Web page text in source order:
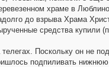
храме в
до взрыва Храма
средства купили
Поскольку он не
подпиливать нижнюю